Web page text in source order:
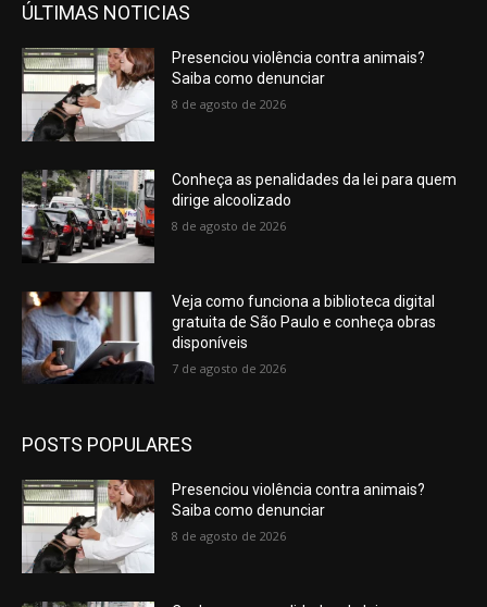
ÚLTIMAS NOTICIAS
Presenciou violência contra animais?
Saiba como denunciar
8 de agosto de 2026
Conheça as penalidades da lei para quem
dirige alcoolizado
8 de agosto de 2026
Veja como funciona a biblioteca digital
gratuita de São Paulo e conheça obras
disponíveis
7 de agosto de 2026
POSTS POPULARES
Presenciou violência contra animais?
Saiba como denunciar
8 de agosto de 2026